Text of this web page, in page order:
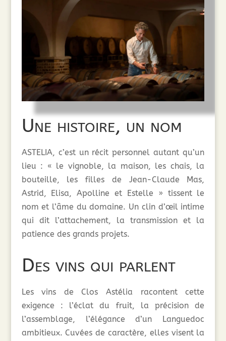
Une histoire, un nom
ASTELIA, c’est un récit personnel autant qu’un
lieu : « le vignoble, la maison, les chais, la
bouteille, les filles de Jean-Claude Mas,
Astrid, Elisa, Apolline et Estelle » tissent le
nom et l’âme du domaine. Un clin d’œil intime
qui dit l’attachement, la transmission et la
patience des grands projets.
Des vins qui parlent
Les vins de Clos Astélia racontent cette
exigence : l’éclat du fruit, la précision de
l’assemblage, l’élégance d’un Languedoc
ambitieux. Cuvées de caractère, elles visent la